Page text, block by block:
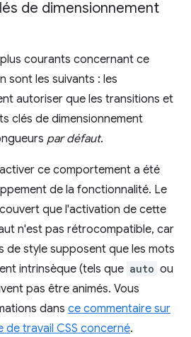
de dimensionnement
courants concernant ce
sont les suivants : les
autoriser que les transitions et
clés de dimensionnement
par défaut.
ce comportement a été
de la fonctionnalité. Le
que l'activation de cette
n'est pas rétrocompatible, car
de style supposent que les mots
intrinsèque (tels que auto ou
pas être animés. Vous
dans ce commentaire sur
travail CSS concerné.